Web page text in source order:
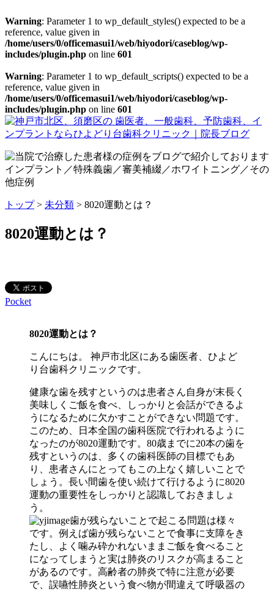
Warning: Parameter 1 to wp_default_styles() expected to be a
reference, value given in
/home/users/0/officemasui1/web/hiyodori/caseblog/wp-
includes/plugin.php on line 601
Warning: Parameter 1 to wp_default_scripts() expected to be a
reference, value given in
/home/users/0/officemasui1/web/hiyodori/caseblog/wp-
includes/plugin.php on line 601
トップ> 未分類 > 8020運動とは？
8020運動とは？
Pocket
8020運動とは？
こんにちは。 神戸市北区にある歯医者、ひよど
り台歯科クリニックです。
健康な歯を残すというのは患者さん自身が末長く
美味しくご飯を食べ、しっかりと会話ができるよ
うになるために欠かすことができない問題です。
このため、日本全国の歯科医院で行われるように
なったのが8020運動です。80歳までに20本の歯を
残すというのは、多くの歯科医師の目標でもあ
り、患者さんにとってもこの上なく嬉しいことで
しょう。長い間歯を使い続けて行けるように8020
運動の重要性をしっかりと認識しておきましょ
う。
歯が残らないことで起こる問題は様々
です。例えば歯が残らないことで食事に支障をき
たし、よく噛み砕かれないままご飯を食べること
になってしまうと実は肺炎のリスクが高まること
があるのです。高齢者の肺炎で特に注意が必要
で、誤嚥性肺炎という食べ物が間違えて呼吸器の